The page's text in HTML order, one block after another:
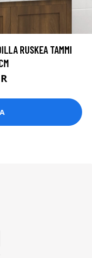
RUSKEA TAMMI